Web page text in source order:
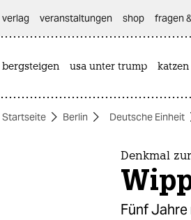
themen
verlag
veranstaltungen shop fragen
bergsteigen usa unter trump katzen
Startseite Berlin Deutsche Einheit
Denkmal
Fünf